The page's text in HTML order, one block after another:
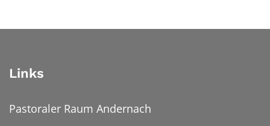
Links
Pastoraler Raum Andernach